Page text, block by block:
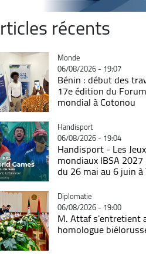
récents
Catégorie
Monde
06/08/2026 - 19:07
Bénin : début des
17e édition du
mondial à Cotonou
Catégorie
Handisport
06/08/2026 - 19:04
Handisport - Les Jeux
mondiaux IBSA
du 26 mai au 6 juin
Catégorie
Diplomatie
06/08/2026 - 19:00
M. Attaf s'entretient
homologue